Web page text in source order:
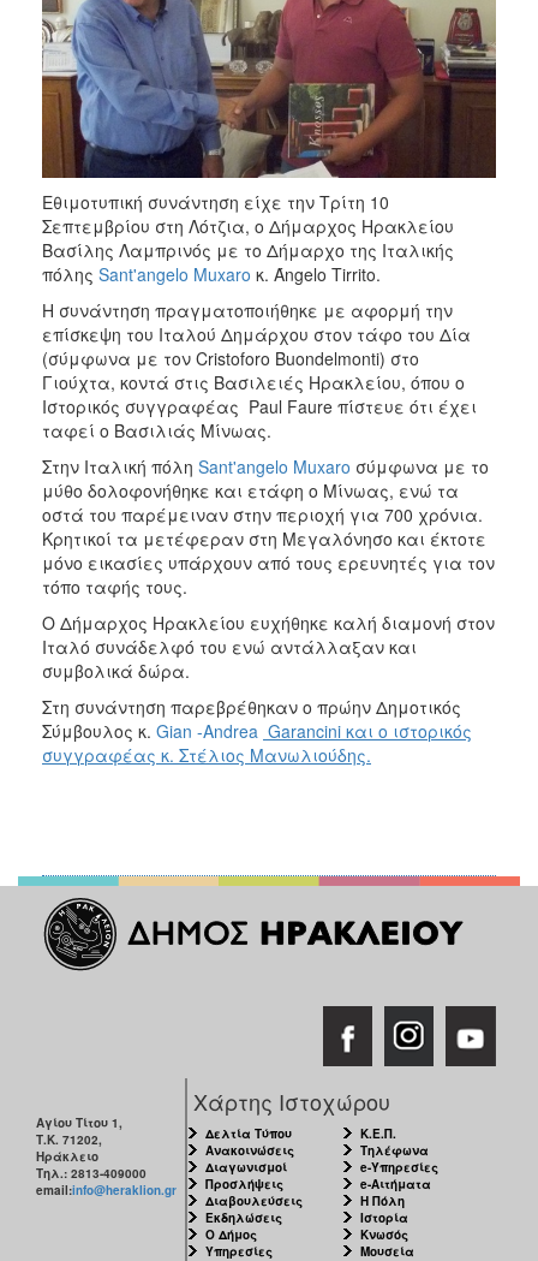
ΔΗΜΟΤΗΣ
ΕΠΙΣΚΕΠΤΗΣ
ΗΡΑΚΛΕΙΟ
Εθιμοτυπική συνάντηση είχε την Τρίτη 10
Σεπτεμβρίου στη Λότζια, ο Δήμαρχος Ηρακλείου
Βασίλης Λαμπρινός με το Δήμαρχο της Ιταλικής
πόλης Sant'angelo Muxaro κ. Άngelo Tirrito.
H συνάντηση πραγματοποιήθηκε με αφορμή την
επίσκεψη του Ιταλού Δημάρχου στον τάφο του Δία
(σύμφωνα με τον Cristoforo Buondelmonti) στο
Γιούχτα, κοντά στις Βασιλειές Ηρακλείου, όπου o
Ιστορικός συγγραφέας Paul Faure πίστευε ότι έχει
ταφεί ο Βασιλιάς Μίνωας.
Στην Ιταλική πόλη Sant'angelo Muxaro σύμφωνα με το
μύθο δολοφονήθηκε και ετάφη ο Μίνωας, ενώ τα
οστά του παρέμειναν στην περιοχή για 700 χρόνια.
Κρητικοί τα μετέφεραν στη Μεγαλόνησο και έκτοτε
μόνο εικασίες υπάρχουν από τους ερευνητές για τον
τόπο ταφής τους.
Ο Δήμαρχος Ηρακλείου ευχήθηκε καλή διαμονή στον
Ιταλό συνάδελφό του ενώ αντάλλαξαν και
συμβολικά δώρα.
Στη συνάντηση παρεβρέθηκαν ο πρώην Δημοτικός
Σύμβουλος κ. Gian -Andrea Garancini και ο ιστορικός
συγγραφέας κ. Στέλιος Μανωλιούδης.
Αγίου Τίτου 1,
Τ.Κ. 71202,
Ηράκλειο
Τηλ.: 2813-409000
email:info@heraklion.gr
Χάρτης Ιστοχώρου
Δελτία Τύπου
Ανακοινώσεις
Διαγωνισμοί
Προσλήψεις
Διαβουλεύσεις
Εκδηλώσεις
Ο Δήμος
Υπηρεσίες
Κ.Ε.Π.
Τηλέφωνα
e-Υπηρεσίες
e-Αιτήματα
Η Πόλη
Ιστορία
Κνωσός
Μουσεία